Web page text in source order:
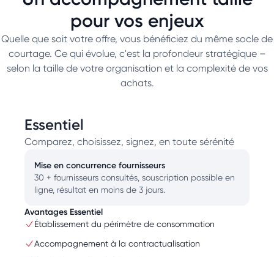
pour vos enjeux
Quelle que soit votre offre, vous bénéficiez du même socle de
courtage. Ce qui évolue, c'est la profondeur stratégique –
selon la taille de votre organisation et la complexité de vos
achats.
Essentiel
Comparez, choisissez, signez, en toute sérénité
Mise en concurrence fournisseurs
30 + fournisseurs consultés, souscription possible en
ligne, résultat en moins de 3 jours.
Avantages Essentiel
Établissement du périmètre de consommation
Accompagnement à la contractualisation